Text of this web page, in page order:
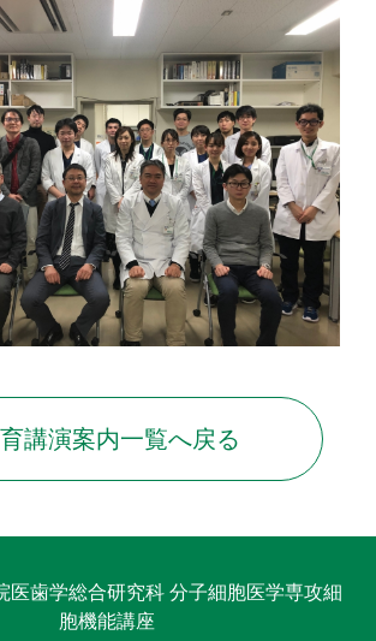
講演案内一覧へ戻る
医歯学総合研究科 分子細胞医学専攻細
胞機能講座